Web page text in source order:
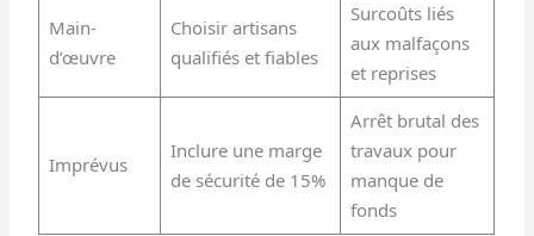
Main-
d’œuvre
Choisir artisans
qualifiés et fiables
Surcoûts liés
aux malfaçons
et reprises
Imprévus
Inclure une marge
de sécurité de 15%
Arrêt brutal des
travaux pour
manque de
fonds